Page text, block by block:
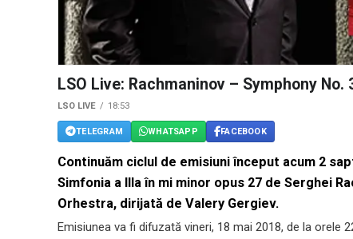
LSO Live: Rachmaninov – Symphony No.
LSO LIVE 18:53
TELEGRAM WHATSAPP FACEBOOK
Continuăm ciclul de emisiuni început acum 2
Simfonia a IIIa în mi minor opus 27 de Serghei
Orhestra, dirijată de Valery Gergiev.
Emisiunea va fi difuzată vineri, 18 mai 2018, de la orele